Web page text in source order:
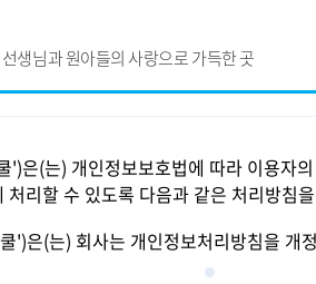
생님과 원아들의 사랑으로 가득한 곳
')은(는) 개인정보보호법에 따라 이용자
리할 수 있도록 다음과 같은 처리방침
')은(는) 회사는 개인정보처리방침을 개